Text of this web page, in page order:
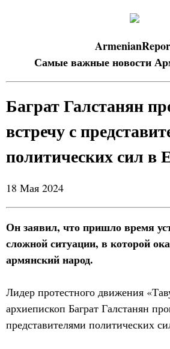
Самые важные новости
Баграт Галстанян
встречу с
политических сил в
18 Мая 2024
Он заявил, что пришло время
сложной ситуации, в которой
армянский народ.
Лидер протестного движения
архиепископ Баграт Галстанян
представителями политических